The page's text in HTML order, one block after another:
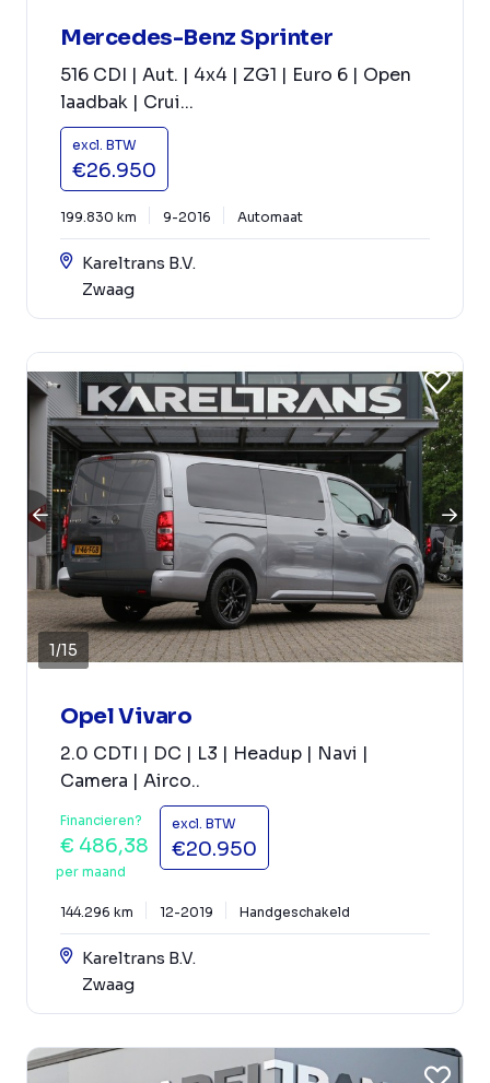
Mercedes-Benz Sprinter
516 CDI | Aut. | 4x4 | ZG1 | Euro 6 | Open
laadbak | Crui...
excl. BTW
€26.950
199.830 km 9-2016 Automaat
Kareltrans B.V.
Zwaag
1/15
Opel Vivaro
2.0 CDTI | DC | L3 | Headup | Navi |
Camera | Airco..
Financieren?
€ 486,38
per maand
excl. BTW
€20.950
144.296 km 12-2019 Handgeschakeld
Kareltrans B.V.
Zwaag